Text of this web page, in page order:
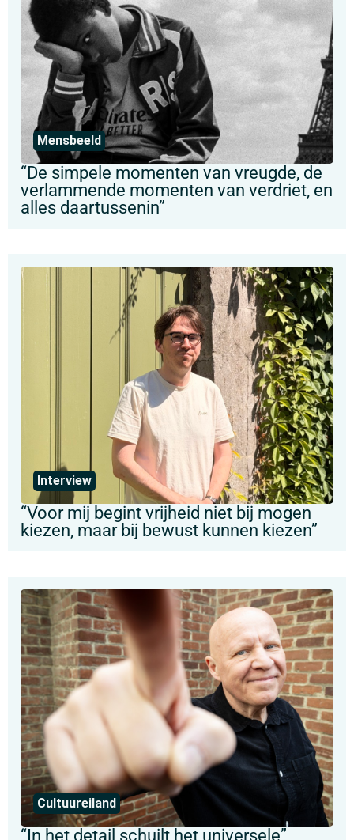
Mensbeeld
“De simpele momenten van vreugde, de
verlammende momenten van verdriet, en
alles daartussenin”
Interview
“Voor mij begint vrijheid niet bij mogen
kiezen, maar bij bewust kunnen kiezen”
Cultuureiland
“In het detail schuilt het universele”